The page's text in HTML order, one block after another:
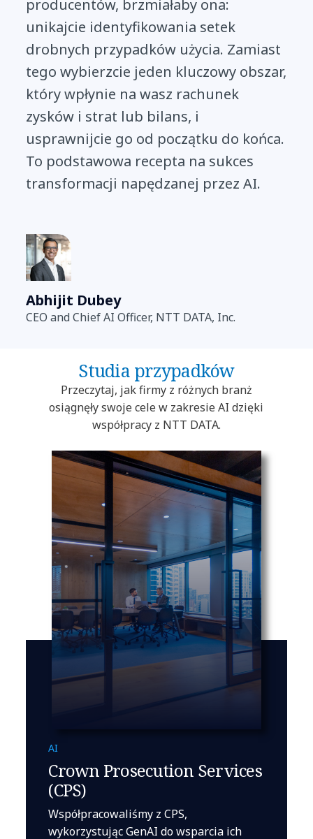
producentów, brzmiałaby ona:
unikajcie identyfikowania setek
drobnych przypadków użycia. Zamiast
tego wybierzcie jeden kluczowy obszar,
który wpłynie na wasz rachunek
zysków i strat lub bilans, i
usprawnijcie go od początku do końca.
To podstawowa recepta na sukces
transformacji napędzanej przez AI.
Abhijit Dubey
CEO and Chief AI Officer, NTT DATA, Inc.
Studia przypadków
Przeczytaj, jak firmy z różnych branż
osiągnęły swoje cele w zakresie AI dzięki
współpracy z NTT DATA.
AI
Crown Prosecution Services
(CPS)
Współpracowaliśmy z CPS,
wykorzystując GenAI do wsparcia ich